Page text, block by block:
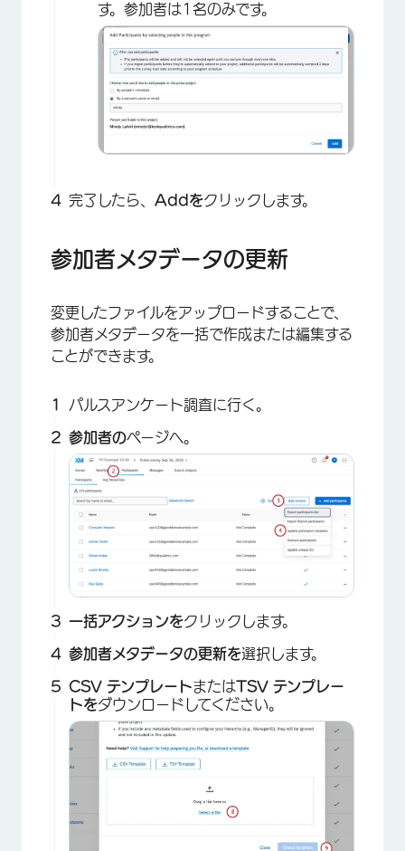
×
す。参加者は1名のみです。
×
完了したら、 Addをクリックします。
参加者メタデータの更新
変更したファイルをアップロードすることで、
参加者メタデータを一括で作成または編集する
ことができます。
パルスアンケート調査に行く。
参加者のページへ。
一括アクションをクリックします。
参加者メタデータの更新を選択します。
CSV テンプレートまたはTSV テンプレー
トをダウンロードしてください。